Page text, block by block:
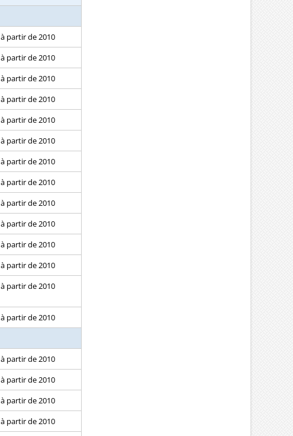
à partir de 2010
à partir de 2010
à partir de 2010
à partir de 2010
à partir de 2010
à partir de 2010
à partir de 2010
à partir de 2010
à partir de 2010
à partir de 2010
à partir de 2010
à partir de 2010
à partir de 2010
à partir de 2010
à partir de 2010
à partir de 2010
à partir de 2010
à partir de 2010